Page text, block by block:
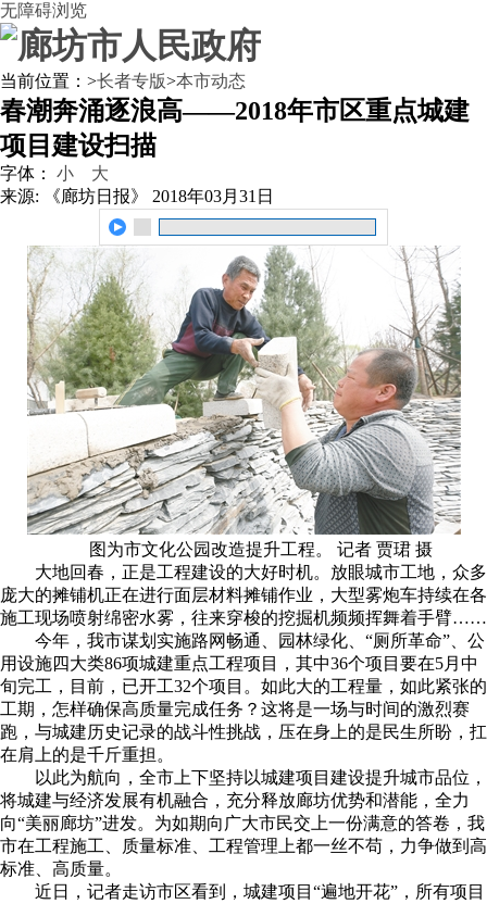
无障碍浏览
当前位置： >长者专版>本市动态
春潮奔涌逐浪高——2018年市区重点城建
项目建设扫描
字体： 小
大
来源: 《廊坊日报》
2018年03月31日
图为市文化公园改造提升工程。 记者 贾珺 摄
大地回春，正是工程建设的大好时机。放眼城市工地，众多
庞大的摊铺机正在进行面层材料摊铺作业，大型雾炮车持续在各
施工现场喷射绵密水雾，往来穿梭的挖掘机频频挥舞着手臂……
今年，我市谋划实施路网畅通、园林绿化、“厕所革命”、公
用设施四大类86项城建重点工程项目，其中36个项目要在5月中
旬完工，目前，已开工32个项目。如此大的工程量，如此紧张的
工期，怎样确保高质量完成任务？这将是一场与时间的激烈赛
跑，与城建历史记录的战斗性挑战，压在身上的是民生所盼，扛
在肩上的是千斤重担。
以此为航向，全市上下坚持以城建项目建设提升城市品位，
将城建与经济发展有机融合，充分释放廊坊优势和潜能，全力
向“美丽廊坊”进发。为如期向广大市民交上一份满意的答卷，我
市在工程施工、质量标准、工程管理上都一丝不苟，力争做到高
标准、高质量。
近日，记者走访市区看到，城建项目“遍地开花”，所有项目